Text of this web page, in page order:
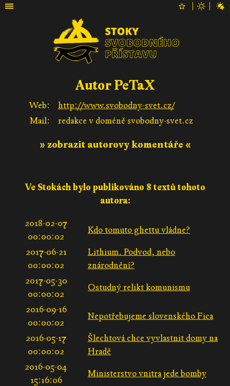
Autor PeTaX
Web:
http://www.svobodny-svet.cz/
Mail:
redakce v doméně svobodny-svet.cz
» zobrazit autorovy komentáře «
Ve Stokách bylo publikováno 8 textů tohoto
autora:
2018-02-07
00:00:02
Kdo tomuto ghettu vládne?
2017-06-21
00:00:02
Lithium. Podvod, nebo
znárodnění?
2017-05-30
00:00:02
Ostudný relikt komunismu
2016-09-16
00:00:02
Nepotřebujeme slovenského Fica
2016-05-17
00:00:02
Šlechtová chce vyvlastnit domy na
Hradě
2016-05-04
15:16:06
Ministerstvo vnitra jede bomby